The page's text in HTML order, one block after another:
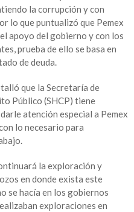
la corrupción y con
lo que puntualizó que Pemex
apoyo del gobierno y con los
prueba de ello se basa en
de deuda.
que la Secretaría de
Público (SHCP) tiene
atención especial a Pemex
lo necesario para
la exploración y
en donde exista este
se hacía en los gobiernos
exploraciones en